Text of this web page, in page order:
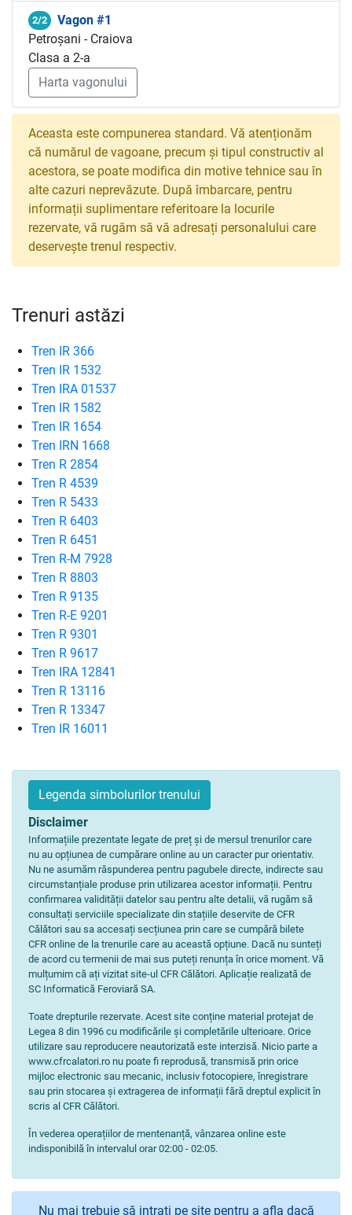
2/2
Vagon #1
Petroșani - Craiova
Clasa a 2-a
Harta vagonului
Aceasta este compunerea standard. Vă atenționăm
că numărul de vagoane, precum și tipul constructiv al
acestora, se poate modifica din motive tehnice sau în
alte cazuri neprevăzute. După îmbarcare, pentru
informații suplimentare referitoare la locurile
rezervate, vă rugăm să vă adresați personalului care
deservește trenul respectiv.
Trenuri astăzi
Tren IR 366
Tren IR 1532
Tren IRA 01537
Tren IR 1582
Tren IR 1654
Tren IRN 1668
Tren R 2854
Tren R 4539
Tren R 5433
Tren R 6403
Tren R 6451
Tren R-M 7928
Tren R 8803
Tren R 9135
Tren R-E 9201
Tren R 9301
Tren R 9617
Tren IRA 12841
Tren R 13116
Tren R 13347
Tren IR 16011
Legenda simbolurilor trenului
Disclaimer
Informațiile prezentate legate de preț și de mersul trenurilor care
nu au opțiunea de cumpărare online au un caracter pur orientativ.
Nu ne asumăm răspunderea pentru pagubele directe, indirecte sau
circumstanțiale produse prin utilizarea acestor informații. Pentru
confirmarea validității datelor sau pentru alte detalii, vă rugăm să
consultați serviciile specializate din stațiile deservite de CFR
Călători sau sa accesați secțiunea prin care se cumpără bilete
CFR online de la trenurile care au această opțiune. Dacă nu sunteți
de acord cu termenii de mai sus puteți renunța în orice moment. Vă
mulțumim că ați vizitat site-ul CFR Călători. Aplicație realizată de
SC Informatică Feroviară SA.
Toate drepturile rezervate. Acest site conține material protejat de
Legea 8 din 1996 cu modificările și completările ulterioare. Orice
utilizare sau reproducere neautorizată este interzisă. Nicio parte a
www.cfrcalatori.ro nu poate fi reprodusă, transmisă prin orice
mijloc electronic sau mecanic, inclusiv fotocopiere, înregistrare
sau prin stocarea și extragerea de informații fără dreptul explicit în
scris al CFR Călători.
În vederea operațiilor de mentenanță, vânzarea online este
indisponibilă în intervalul orar 02:00 - 02:05.
Nu mai trebuie să intrați pe site pentru a afla dacă